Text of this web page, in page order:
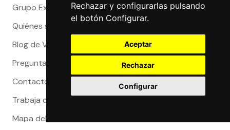
Rechazar y configurarlas pulsando
el botón Configurar.
Aceptar
Rechazar
Configurar
Grupo Exact
Quiénes somos
Blog de Viajeros
Preguntas Frecuentes
Contacto
Trabaja con nosotros
Mapa del sitio